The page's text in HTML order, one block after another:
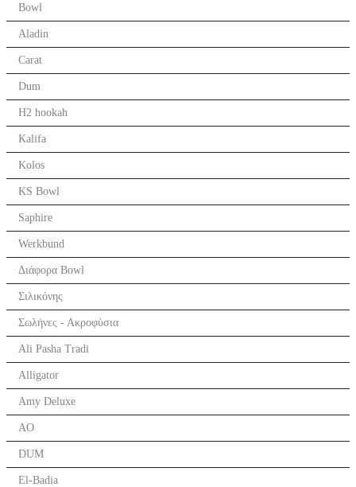
Bowl
Aladin
Carat
Dum
H2 hookah
Kalifa
Kolos
KS Bowl
Saphire
Werkbund
Διάφορα Bowl
Σιλικόνης
Σωλήνες - Ακροφύσια
Ali Pasha Tradi
Alligator
Amy Deluxe
AO
DUM
El-Badia